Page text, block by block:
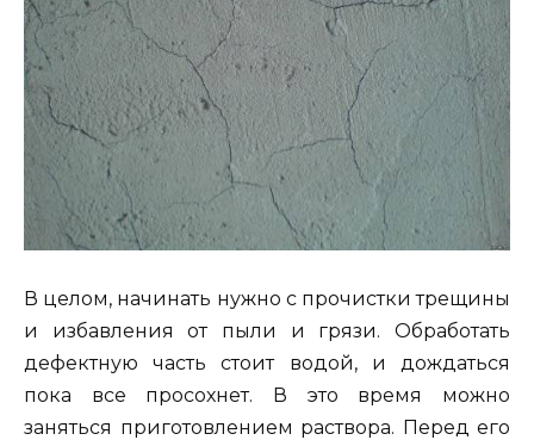
В целом, начинать нужно с прочистки трещины
и избавления от пыли и грязи. Обработать
дефектную часть стоит водой, и дождаться
пока все просохнет. В это время можно
заняться приготовлением раствора. Перед его